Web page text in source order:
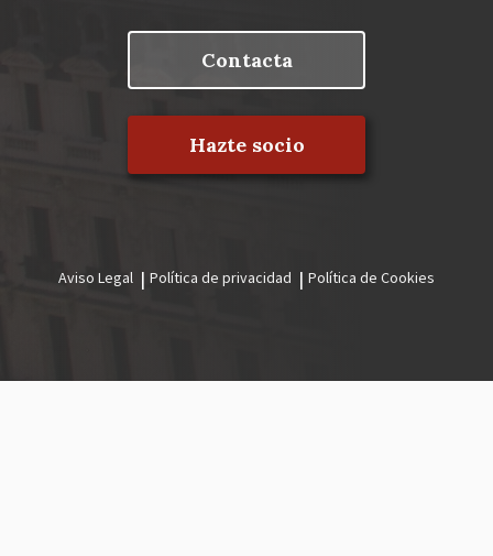
Contacta
Hazte socio
legal
Aviso Legal Política de privacidad Política de Cookies